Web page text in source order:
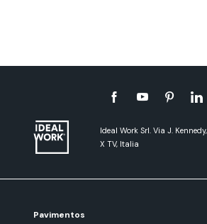
Ideal Work Srl. Via J.
X TV, Italia
Pavimentos